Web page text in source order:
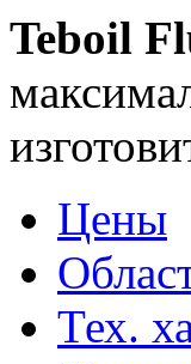
Teboil
Цены
Тех.